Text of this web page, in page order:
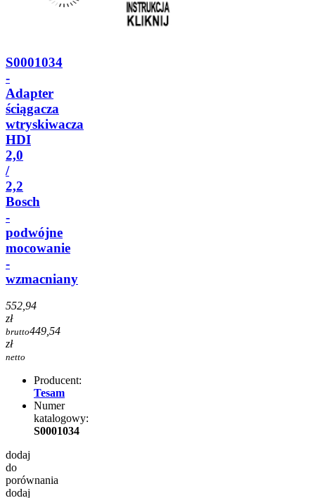
S0001034
-
Adapter
ściągacza
wtryskiwacza
HDI
2,0
/
2,2
Bosch
-
podwójne
mocowanie
-
wzmacniany
552,94
zł
brutto449,54
zł
netto
Producent:
Tesam
Numer
katalogowy:
S0001034
dodaj
do
porównania
dodaj